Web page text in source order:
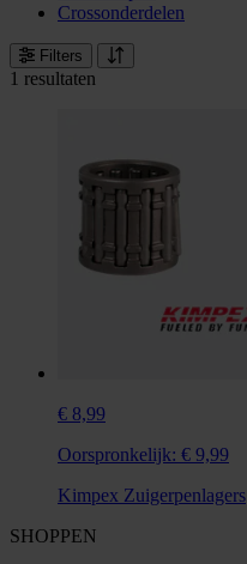
Crossonderdelen
Filters
1 resultaten
€ 8,99
Oorspronkelijk: € 9,99
Kimpex Zuigerpenlagers
SHOPPEN